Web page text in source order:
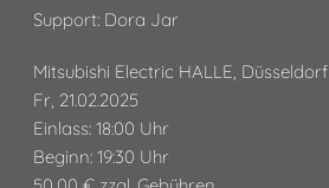
Support: Dora Jar
Mitsubishi Electric HALLE, Düsseldorf
Fr, 21.02.2025
Einlass: 18:00 Uhr
Beginn: 19:30 Uhr